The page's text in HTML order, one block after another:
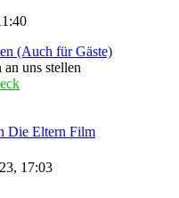
(Auch für Gäste)
uns stellen
Die Eltern Film
17:03